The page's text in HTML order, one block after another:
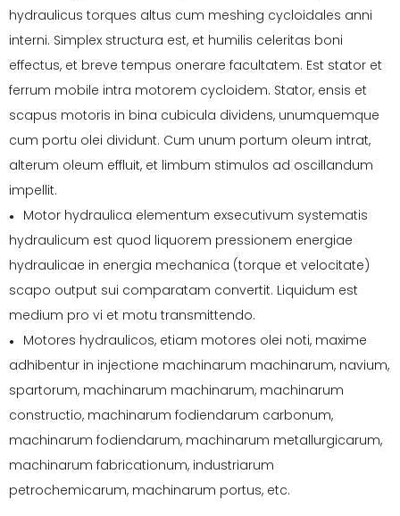
hydraulicus torques altus cum meshing cycloidales anni
interni. Simplex structura est, et humilis celeritas boni
effectus, et breve tempus onerare facultatem. Est stator et
ferrum mobile intra motorem cycloidem. Stator, ensis et
scapus motoris in bina cubicula dividens, unumquemque
cum portu olei dividunt. Cum unum portum oleum intrat,
alterum oleum effluit, et limbum stimulos ad oscillandum
impellit.
●
Motor hydraulica elementum exsecutivum systematis
hydraulicum est quod liquorem pressionem energiae
hydraulicae in energia mechanica (torque et velocitate)
scapo output sui comparatam convertit. Liquidum est
medium pro vi et motu transmittendo.
●
Motores hydraulicos, etiam motores olei noti, maxime
adhibentur in injectione machinarum machinarum, navium,
spartorum, machinarum machinarum, machinarum
constructio, machinarum fodiendarum carbonum,
machinarum fodiendarum, machinarum metallurgicarum,
machinarum fabricationum, industriarum
petrochemicarum, machinarum portus, etc.